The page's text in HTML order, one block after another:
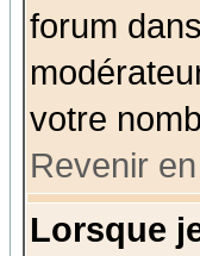
forum
votre
Revenir
Lorsque